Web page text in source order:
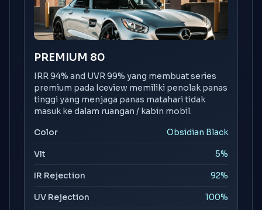
PREMIUM 80
IRR 94% and UVR 99% yang membuat series
premium pada Iceview memiliki penolak panas
tinggi yang menjaga panas matahari tidak
masuk ke dalam ruangan / kabin mobil.
Color
Obsidian Black
Vlt 5%
IR Rejection 92%
UV Rejection 100%